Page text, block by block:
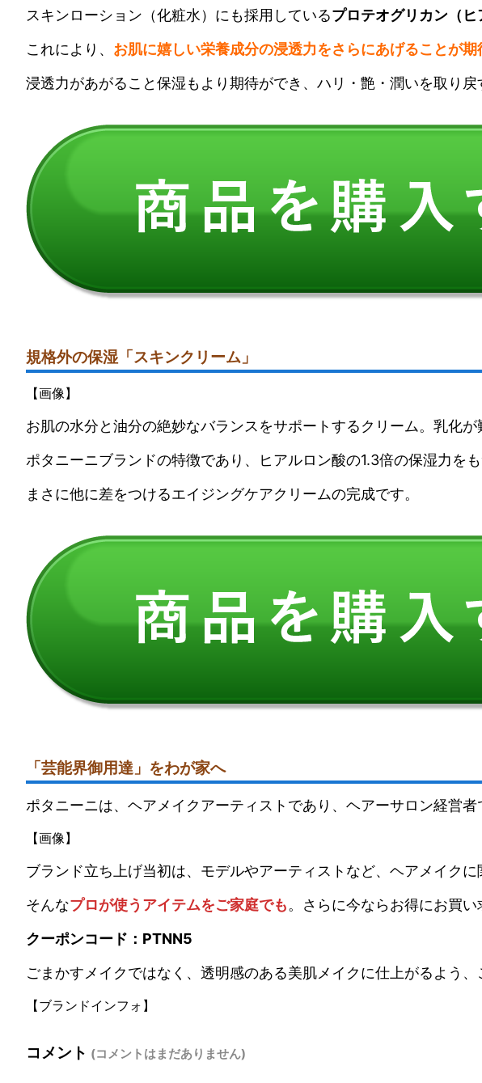
スキンローション（化粧水）にも採用しているプロテオグリカン（ヒ
これにより、 お肌に嬉しい栄養成分の浸透力をさらにあげることが期
浸透力があがること保湿もより期待ができ、ハリ・艶・潤いを取り戻
規格外の保湿「スキンクリーム」
【画像】
お肌の水分と油分の絶妙なバランスをサポートするクリーム。乳化
ポタニーニブランドの特徴であり、ヒアルロン酸の1.3倍の保湿力を
まさに他に差をつけるエイジングケアクリームの完成です。
「芸能界御用達」をわが家へ
ポタニーニは、ヘアメイクアーティストであり、ヘアーサロン経営
【画像】
ブランド立ち上げ当初は、モデルやアーティストなど、ヘアメイク
そんなプロが使うアイテムをご家庭でも。さらに今ならお得にお買
クーポンコード：PTNN5
ごまかすメイクではなく、透明感のある美肌メイクに仕上がるよう
【ブランドインフォ】
コメント (コメントはまだありません)